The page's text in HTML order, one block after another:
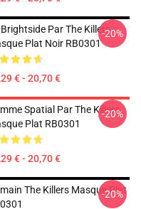
Par The Killers
Plat Noir RB0301
€ - 20,70 €
-20%
Spatial Par The Killers
Plat RB0301
€ - 20,70 €
-20%
The Killers Masque Plat
-20%